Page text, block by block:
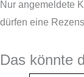
Nur angemeldete
dürfen eine
Das könnte